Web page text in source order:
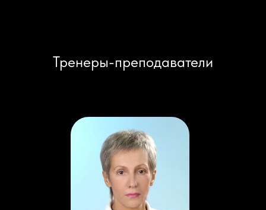
Тренеры-преподаватели